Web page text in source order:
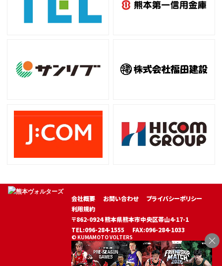
会社概要 お問い合わせ
プライバシーポリシー
利用規約
〒862-0924 熊本県熊本市中央区帯山4-17-1
TEL:096-284-1555
FAX:096-284-1033
© KUMAMOTO VOLTERS